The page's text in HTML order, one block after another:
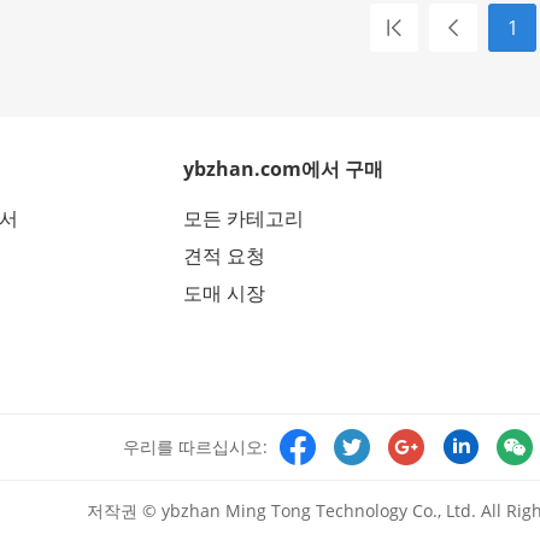
1
ybzhan.com에서 구매
모든 카테고리
견적 요청
도매 시장
우리를 따르십시오:     
저작권 © ybzhan Ming Tong Technology Co., Ltd. All